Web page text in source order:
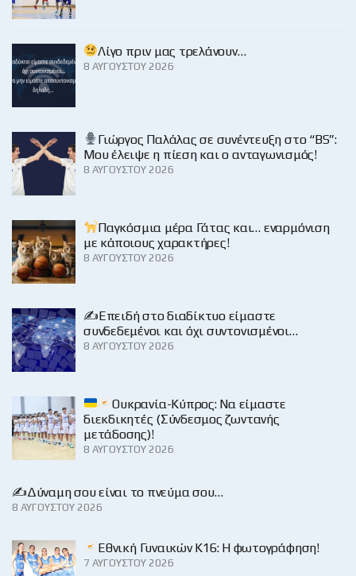
Λίγο πριν μας τρελάνουν…
8 ΑΥΓΟΎΣΤΟΥ 2026
Γιώργος Παλάλας σε συνέντευξη στο “BS”:
Μου έλειψε η πίεση και ο ανταγωνισμός!
8 ΑΥΓΟΎΣΤΟΥ 2026
Παγκόσμια μέρα Γάτας και… εναρμόνιση
με κάποιους χαρακτήρες!
8 ΑΥΓΟΎΣΤΟΥ 2026
✍️Επειδή στο διαδίκτυο είμαστε
συνδεδεμένοι και όχι συντονισμένοι…
8 ΑΥΓΟΎΣΤΟΥ 2026
Ουκρανία-Κύπρος: Να είμαστε
διεκδικητές (Σύνδεσμος ζωντανής
μετάδοσης)!
8 ΑΥΓΟΎΣΤΟΥ 2026
✍️Δύναμη σου είναι το πνεύμα σου…
8 ΑΥΓΟΎΣΤΟΥ 2026
Εθνική Γυναικών Κ16: Η φωτογράφηση!
7 ΑΥΓΟΎΣΤΟΥ 2026